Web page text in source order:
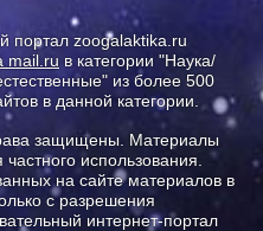
портал zoogalaktika.ru
mail.ru в категории "Наука/
из более 500
в данной категории.
защищены. Материалы
использования.
на сайте материалов в
с разрешения
интернет-портал